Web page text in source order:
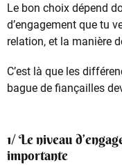
Le bon choix dépend
d’engagement que tu
relation, et la manière
C’est là que les
bague de fiançailles
1/ Le niveau
importante